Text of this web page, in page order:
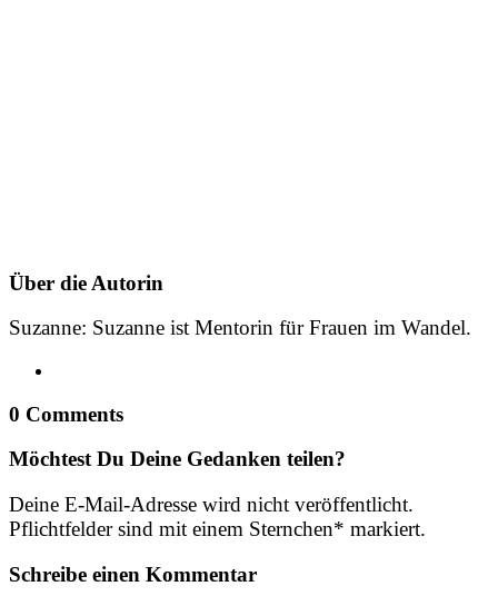
Über die Autorin
Suzanne: Suzanne ist Mentorin für Frauen im Wandel.
0 Comments
Möchtest Du Deine Gedanken teilen?
Deine E-Mail-Adresse wird nicht veröffentlicht.
Pflichtfelder sind mit einem Sternchen* markiert.
Schreibe einen Kommentar